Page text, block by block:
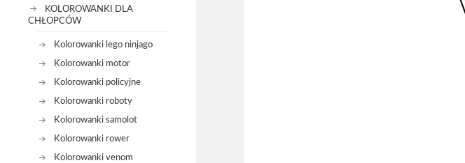
KOLOROWANKI DLA
CHŁOPCÓW
Kolorowanki lego ninjago
Kolorowanki motor
Kolorowanki policyjne
Kolorowanki roboty
Kolorowanki samolot
Kolorowanki rower
Kolorowanki venom